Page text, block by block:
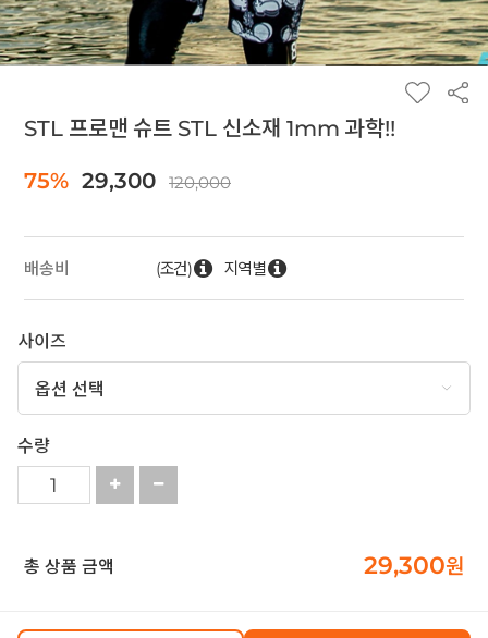
STL 프로맨 슈트 STL 신소재 1mm 과학!!
75% 29,300 120,000
배송비 (조건) 지역별
사이즈
수량
총 상품 금액 29,300원